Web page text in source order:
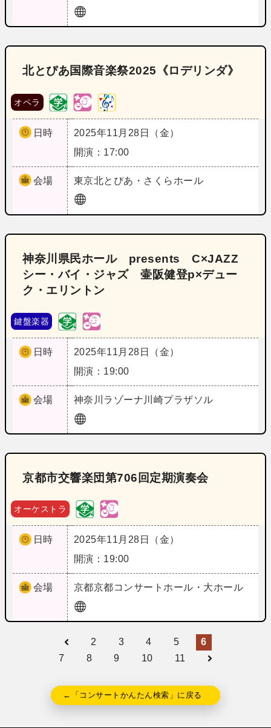
北とぴあ国際音楽祭2025《ロデリンダ》
オペラ
日時
2025年11月28日（金）
開演：17:00
会場 東京北とぴあ・さくらホール
神奈川県民ホール presents C×JAZZ
シー・バイ・ジャズ 壷阪健登p×デュー
ク・エリントン
鍵盤楽器
日時
2025年11月28日（金）
開演：19:00
会場 神奈川 ラゾーナ川崎プラザソル
京都市交響楽団第706回定期演奏会
オーケストラ
日時
2025年11月28日（金）
開演：19:00
会場 京都京都コンサートホール・大ホール
2 3 4 5
6
7
8 9 10 11
←「コンサートかんたん検索」に戻る